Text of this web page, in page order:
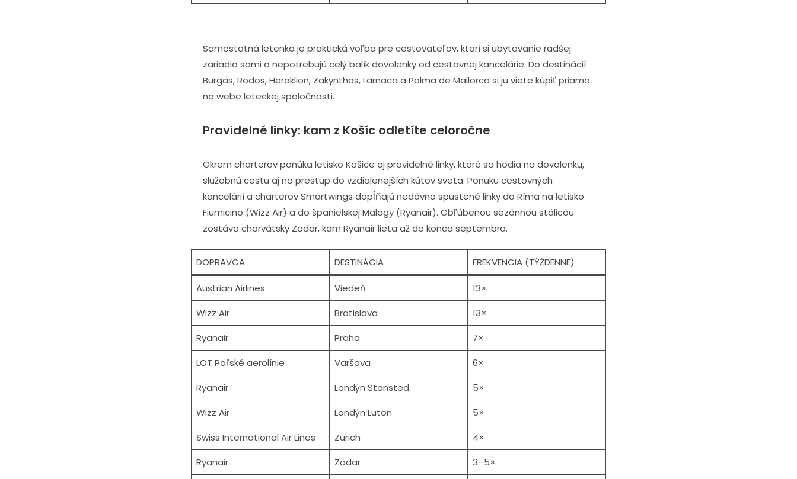
Samostatná letenka je praktická voľba pre cestovateľov, ktorí si ubytovanie radšej
zariadia sami a nepotrebujú celý balík dovolenky od cestovnej kancelárie. Do destinácií
Burgas, Rodos, Heraklion, Zakynthos, Larnaca a Palma de Mallorca si ju viete kúpiť priamo
na webe leteckej spoločnosti.
Pravidelné linky: kam z Košíc odletíte celoročne
Okrem charterov ponúka letisko Košice aj pravidelné linky, ktoré sa hodia na dovolenku,
služobnú cestu aj na prestup do vzdialenejších kútov sveta. Ponuku cestovných
kancelárií a charterov Smartwings dopĺňajú nedávno spustené linky do Ríma na letisko
Fiumicino (Wizz Air) a do španielskej Malagy (Ryanair). Obľúbenou sezónnou stálicou
zostáva chorvátsky Zadar, kam Ryanair lieta až do konca septembra.
DOPRAVCA DESTINÁCIA FREKVENCIA (TÝŽDENNE)
Austrian Airlines Viedeň
13×
Wizz Air
Bratislava
13×
Ryanair
Praha
7×
LOT Poľské aerolínie
Varšava
6×
Ryanair
Londýn Stansted
5×
Wizz Air
Londýn Luton
5×
Swiss International Air Lines
Zürich
4×
Ryanair
Zadar 3–5×